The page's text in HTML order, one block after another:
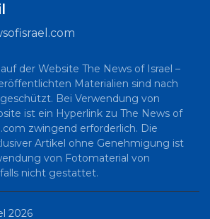
der Website The News of Israel –
Materialien sind nach
Bei Verwendung von
ist ein Hyperlink zu The News of
zwingend erforderlich. Die
Artikel ohne Genehmigung ist
von Fotomaterial von
nicht gestattet.
2026